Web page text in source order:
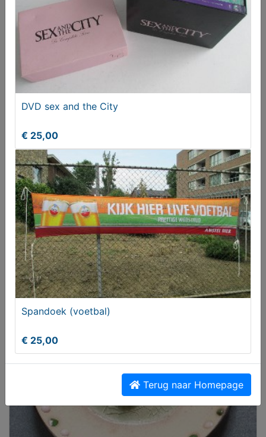
Schoenleest (zware kwaliteit)
€ 20,00
Boek (oorlogen)
€ 30,00
DVD sex and the City
€ 25,00
Spandoek (voetbal)
€ 25,00
Terug naar Homepage